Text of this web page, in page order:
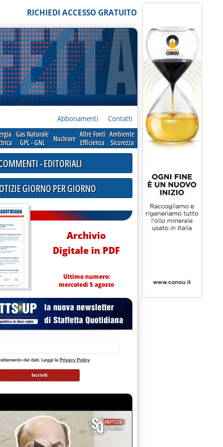
RICHIEDI ACCESSO GRATUITO
Abbonamenti Contatti
Gas Naturale
GPL - GNL
Nucleare Altre Fonti
Efficienza
Ambiente
Sicurezza
calo oneri in bolletta'
- EDITORIALI
GIORNO PER GIORNO
Archivio
Digitale in PDF
Ultimo numero:
mercoledì 5 agosto